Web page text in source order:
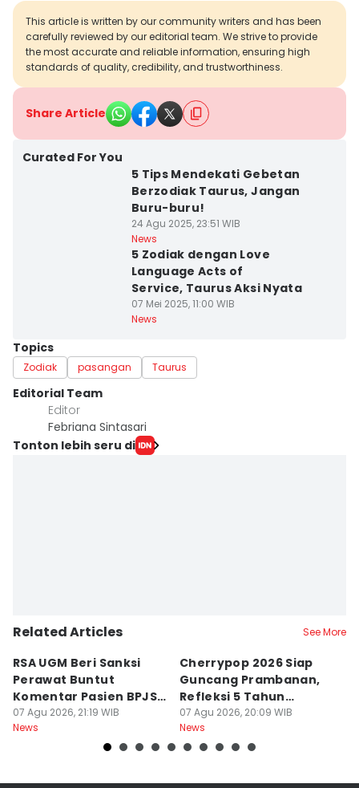
This article is written by our community writers and has been
carefully reviewed by our editorial team. We strive to provide
the most accurate and reliable information, ensuring high
standards of quality, credibility, and trustworthiness.
Share Article
Curated For You
5 Tips Mendekati Gebetan
Berzodiak Taurus, Jangan
Buru-buru!
24 Agu 2025, 23:51 WIB
News
5 Zodiak dengan Love
Language Acts of
Service, Taurus Aksi Nyata
07 Mei 2025, 11:00 WIB
News
Topics
Zodiak pasangan Taurus
Editorial Team
Editor
Febriana Sintasari
Tonton lebih seru di
Related Articles See More
RSA UGM Beri Sanksi
Perawat Buntut
Komentar Pasien BPJS
di Medsos
07 Agu 2026, 21:19 WIB
News
Cherrypop 2026 Siap
Guncang Prambanan,
Refleksi 5 Tahun
Perjalanan
07 Agu 2026, 20:09 WIB
News